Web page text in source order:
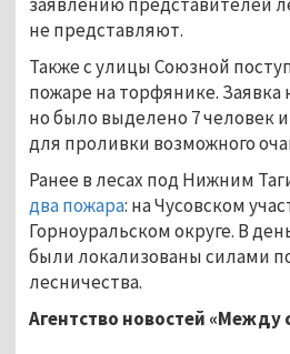
не представляют.
Также с улицы Союзной
пожаре на торфянике. Заявка
но было выделено 7 человек
для проливки возможного
Ранее в лесах под Нижним
два пожара: на Чусовском
Горноуральском округе. В
были локализованы силами
лесничества.
Агентство новостей «Между